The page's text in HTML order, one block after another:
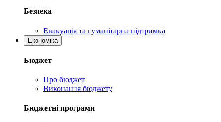
Безпека
Евакуація та гуманітарна підтримка
Економіка
Бюджет
Про бюджет
Виконання бюджету
Бюджетні програми